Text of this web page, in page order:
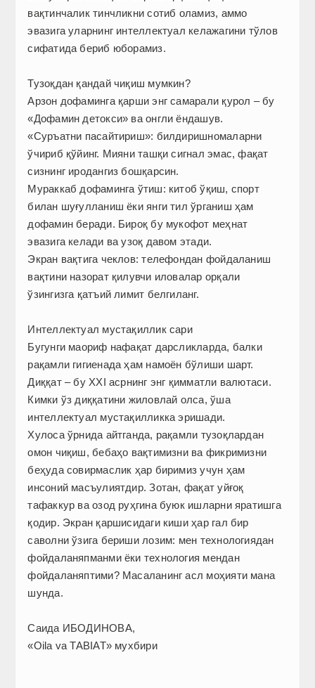
вақтинчалик тинчликни сотиб оламиз, аммо
эвазига уларнинг интеллектуал келажагини тўлов
сифатида бериб юборамиз.
Тузоқдан қандай чиқиш мумкин?
Арзон дофаминга қарши энг самарали қурол – бу
«Дофамин детокси» ва онгли ёндашув.
«Суръатни пасайтириш»: билдиришномаларни
ўчириб қўйинг. Мияни ташқи сигнал эмас, фақат
сизнинг иродангиз бошқарсин.
Мураккаб дофаминга ўтиш: китоб ўқиш, спорт
билан шуғулланиш ёки янги тил ўрганиш ҳам
дофамин беради. Бироқ бу мукофот меҳнат
эвазига келади ва узоқ давом этади.
Экран вақтига чеклов: телефондан фойдаланиш
вақтини назорат қилувчи иловалар орқали
ўзингизга қатъий лимит белгиланг.
Интеллектуал мустақиллик сари
Бугунги маориф нафақат дарсликларда, балки
рақамли гигиенада ҳам намоён бўлиши шарт.
Диққат – бу XXI асрнинг энг қимматли валютаси.
Кимки ўз диққатини жиловлай олса, ўша
интеллектуал мустақилликка эришади.
Хулоса ўрнида айтганда, рақамли тузоқлардан
омон чиқиш, бебаҳо вақтимизни ва фикримизни
беҳуда совирмаслик ҳар биримиз учун ҳам
инсоний масъулиятдир. Зотан, фақат уйғоқ
тафаккур ва озод руҳгина буюк ишларни яратишга
қодир. Экран қаршисидаги киши ҳар гал бир
саволни ўзига бериши лозим: мен технология­дан
фойдаланяпманми ёки технология мендан
фойдаланяптими? Масаланинг асл моҳияти мана
шунда.
Саида ИБОДИНОВА,
«Oila va TABIAT» мухбири